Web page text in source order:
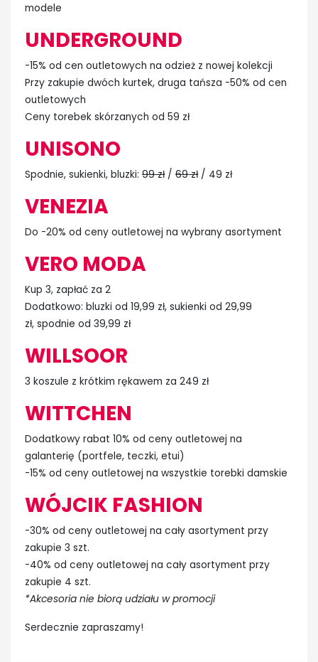
modele
UNDERGROUND
-15% od cen outletowych na odzież z nowej kolekcji
Przy zakupie dwóch kurtek, druga tańsza -50% od cen
outletowych
Ceny torebek skórzanych od 59 zł
UNISONO
Spodnie, sukienki, bluzki: 99 zł/ 69 zł/ 49 zł
VENEZIA
Do -20% od ceny outletowej na wybrany asortyment
VERO MODA
Kup 3, zapłać za 2
Dodatkowo: bluzki od 19,99 zł, sukienki od 29,99
zł, spodnie od 39,99 zł
WILLSOOR
3 koszule z krótkim rękawem za 249 zł
WITTCHEN
Dodatkowy rabat 10% od ceny outletowej na
galanterię (portfele, teczki, etui)
-15% od ceny outletowej na wszystkie torebki damskie
WÓJCIK FASHION
-30% od ceny outletowej na cały asortyment przy
zakupie 3 szt.
-40% od ceny outletowej na cały asortyment przy
zakupie 4 szt.
*Akcesoria nie biorą udziału w promocji
Serdecznie zapraszamy!